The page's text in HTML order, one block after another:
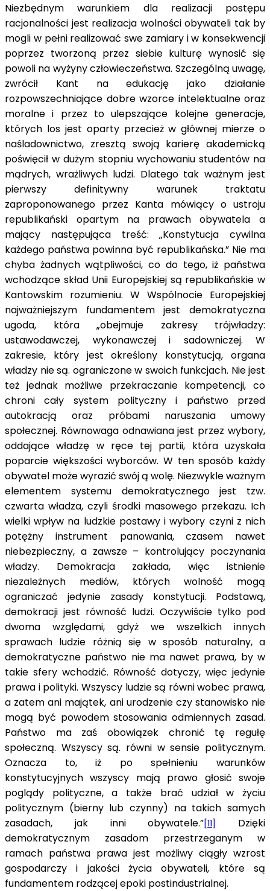
Niezbędnym warunkiem dla realizacji postępu
racjonalności jest realizacja wolności obywateli tak by
mogli w pełni realizować swe zamiary i w konsekwencji
poprzez tworzoną przez siebie kulturę wynosić się
powoli na wyżyny człowieczeństwa. Szczególną uwagę,
zwrócił Kant na edukację jako działanie
rozpowszechniające dobre wzorce intelektualne oraz
moralne i przez to ulepszające kolejne generacje,
których los jest oparty przecież w głównej mierze o
naśladownictwo, zresztą swoją karierę akademicką
poświęcił w dużym stopniu wychowaniu studentów na
mądrych, wrażliwych ludzi. Dlatego tak ważnym jest
pierwszy definitywny warunek traktatu
zaproponowanego przez Kanta mówiący o ustroju
republikański opartym na prawach obywatela a
mający następująca treść: „Konstytucja cywilna
każdego państwa powinna być republikańska.” Nie ma
chyba żadnych wątpliwości, co do tego, iż państwa
wchodzące skład Unii Europejskiej są republikańskie w
Kantowskim rozumieniu. W Wspólnocie Europejskiej
najważniejszym fundamentem jest demokratyczna
ugoda, która „obejmuje zakresy trójwładzy:
ustawodawczej, wykonawczej i sadowniczej. W
zakresie, który jest określony konstytucją, organa
władzy nie są. ograniczone w swoich funkcjach. Nie jest
też jednak możliwe przekraczanie kompetencji, co
chroni cały system polityczny i państwo przed
autokracją oraz próbami naruszania umowy
społecznej. Równowaga odnawiana jest przez wybory,
oddające władzę w ręce tej partii, która uzyskała
poparcie większości wyborców. W ten sposób każdy
obywatel może wyrazić swój ą wolę. Niezwykle ważnym
elementem systemu demokratycznego jest tzw.
czwarta władza, czyli środki masowego przekazu. Ich
wielki wpływ na ludzkie postawy i wybory czyni z nich
potężny instrument panowania, czasem nawet
niebezpieczny, a zawsze – kontrolujący poczynania
władzy. Demokracja zakłada, więc istnienie
niezależnych mediów, których wolność mogą
ograniczać jedynie zasady konstytucji. Podstawą,
demokracji jest równość ludzi. Oczywiście tylko pod
dwoma względami, gdyż we wszelkich innych
sprawach ludzie różnią się w sposób naturalny, a
demokratyczne państwo nie ma nawet prawa, by w
takie sfery wchodzić. Równość dotyczy, więc jedynie
prawa i polityki. Wszyscy ludzie są równi wobec prawa,
a zatem ani majątek, ani urodzenie czy stanowisko nie
mogą być powodem stosowania odmiennych zasad.
Państwo ma zaś obowiązek chronić tę regułę
społeczną. Wszyscy są. równi w sensie politycznym.
Oznacza to, iż po spełnieniu warunków
konstytucyjnych wszyscy mają prawo głosić swoje
poglądy polityczne, a także brać udział w życiu
politycznym (bierny lub czynny) na takich samych
zasadach, jak inni obywatele.”[11]
Dzięki
demokratycznym zasadom przestrzeganym w
ramach państwa prawa jest możliwy ciągły wzrost
gospodarczy i jakości życia obywateli, które są
fundamentem rodzącej epoki postindustrialnej.